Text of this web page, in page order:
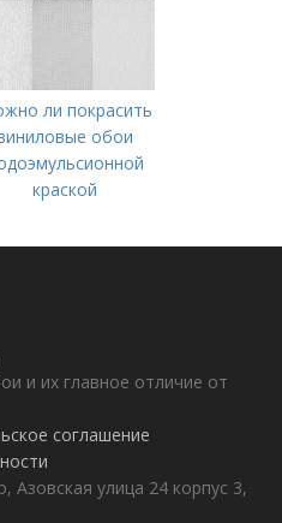
ли покрасить
обои
краской
и их главное отличие от
соглашение
улица 24 корпус 3,